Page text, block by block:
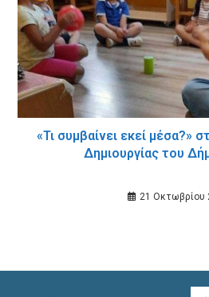
«Τι συμβαίνει εκεί μέσα?»
Δημιουργίας του
21 Οκτωβρίου